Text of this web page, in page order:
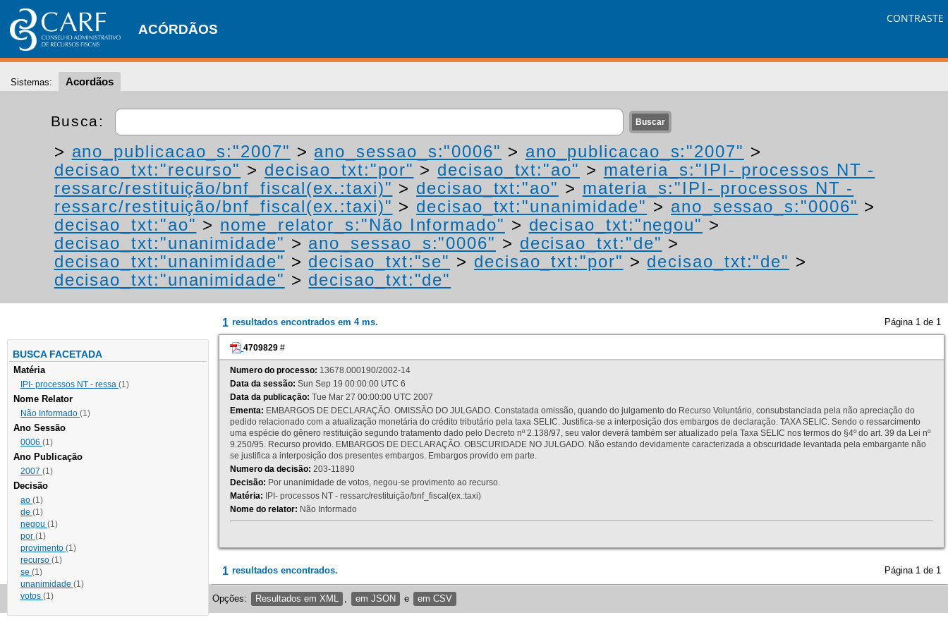
ACÓRDÃOS
CONTRASTE
Sistemas: Acordãos
Busca:
> ano_publicacao_s:"2007" > ano_sessao_s:"0006" > ano_publicacao_s:"2007" >
decisao_txt:"recurso" > decisao_txt:"por" > decisao_txt:"ao" > materia_s:"IPI- processos NT -
ressarc/restituição/bnf_fiscal(ex.:taxi)" > decisao_txt:"ao" > materia_s:"IPI- processos NT -
ressarc/restituição/bnf_fiscal(ex.:taxi)" > decisao_txt:"unanimidade" > ano_sessao_s:"0006" >
decisao_txt:"ao" > nome_relator_s:"Não Informado" > decisao_txt:"negou" >
decisao_txt:"unanimidade" > ano_sessao_s:"0006" > decisao_txt:"de" >
decisao_txt:"unanimidade" > decisao_txt:"se" > decisao_txt:"por" > decisao_txt:"de" >
decisao_txt:"unanimidade" > decisao_txt:"de"
BUSCA FACETADA
Matéria
IPI- processos NT - ressa (1)
Nome Relator
Não Informado (1)
Ano Sessão
0006 (1)
Ano Publicação
2007 (1)
Decisão
ao (1)
de (1)
negou (1)
por (1)
provimento (1)
recurso (1)
se (1)
unanimidade (1)
votos (1)
1 resultados encontrados em 4 ms. Página 1 de 1
4709829 #
Numero do processo: 13678.000190/2002-14
Data da sessão: Sun Sep 19 00:00:00 UTC 6
Data da publicação: Tue Mar 27 00:00:00 UTC 2007
Ementa: EMBARGOS DE DECLARAÇÃO. OMISSÃO DO JULGADO. Constatada omissão, quando do julgamento do Recurso Voluntário, consubstanciada pela não apreciação do
pedido relacionado com a atualização monetária do crédito tributário pela taxa SELIC. Justifica-se a interposição dos embargos de declaração. TAXA SELIC. Sendo o ressarcimento
uma espécie do gênero restituição segundo tratamento dado pelo Decreto nº 2.138/97, seu valor deverá também ser atualizado pela Taxa SELIC nos termos do §4º do art. 39 da Lei nº
9.250/95. Recurso provido. EMBARGOS DE DECLARAÇÃO. OBSCURIDADE NO JULGADO. Não estando devidamente caracterizada a obscuridade levantada pela embargante não
se justifica a interposição dos presentes embargos. Embargos provido em parte.
Numero da decisão: 203-11890
Decisão: Por unanimidade de votos, negou-se provimento ao recurso.
Matéria: IPI- processos NT - ressarc/restituição/bnf_fiscal(ex.:taxi)
Nome do relator: Não Informado
1 resultados encontrados. Página 1 de 1
Opções: Resultados em XML em JSON e em CSV